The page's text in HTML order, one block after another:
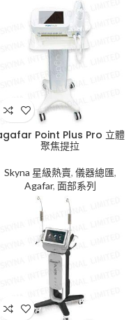
Point Plus Pro 立體
聚焦提拉
Skyna 星級熱賣, 儀器總匯,
Agafar, 面部系列